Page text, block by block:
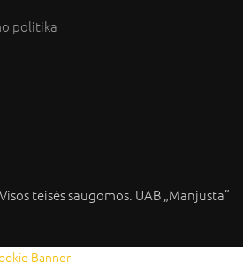
politika
teisės saugomos. UAB „Manjusta”
Banner